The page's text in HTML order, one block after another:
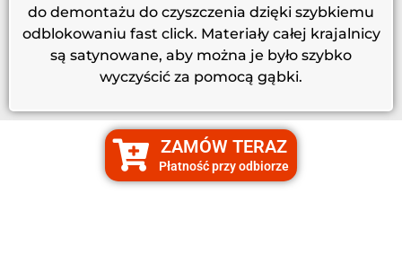
do demontażu do czyszczenia dzięki szybkiemu
odblokowaniu fast click. Materiały całej krajalnicy
są satynowane, aby można je było szybko
wyczyścić za pomocą gąbki.
ZAMÓW TERAZ
Płatność przy odbiorze